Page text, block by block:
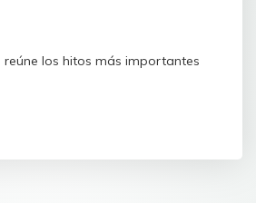
los hitos más importantes